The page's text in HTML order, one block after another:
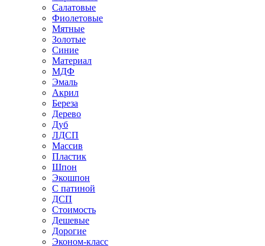
Салатовые
Фиолетовые
Мятные
Золотые
Синие
Материал
МДФ
Эмаль
Акрил
Береза
Дерево
Дуб
ЛДСП
Массив
Пластик
Шпон
Экошпон
С патиной
ДСП
Стоимость
Дешевые
Дорогие
Эконом-класс